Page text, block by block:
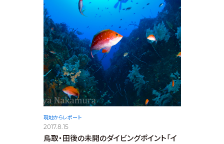
現地からレポート
2017.8.15
鳥取・田後の未開のダイビングポイント「イ